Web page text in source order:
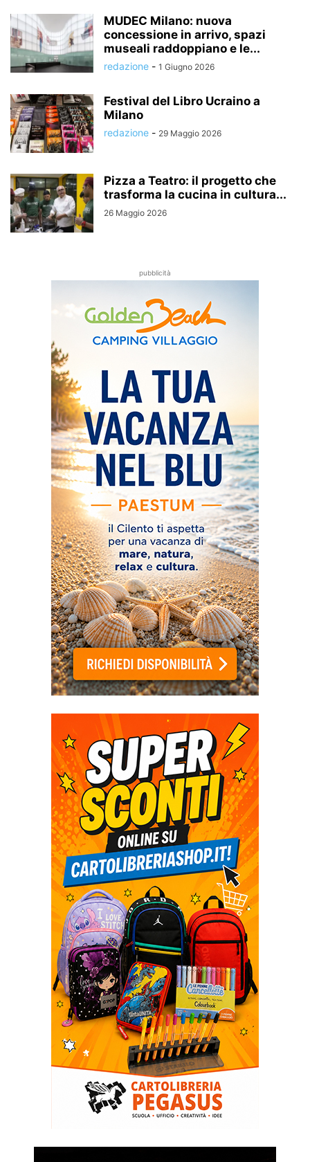
MUDEC Milano: nuova
concessione in arrivo, spazi
museali raddoppiano e le...
redazione - 1 Giugno 2026
Festival del Libro Ucraino a
Milano
redazione - 29 Maggio 2026
Pizza a Teatro: il progetto che
trasforma la cucina in cultura...
26 Maggio 2026
pubblicità